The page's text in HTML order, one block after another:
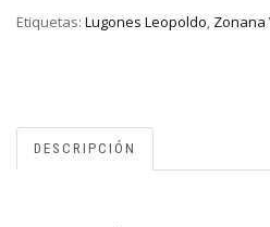
Etiquetas: Lugones Leopoldo, Zonana
DESCRIPCIÓN